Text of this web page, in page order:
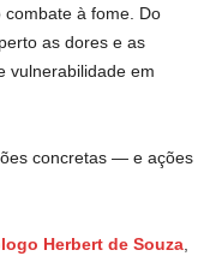
combate à fome. Do
as dores e as
vulnerabilidade em
concretas — e ações
Herbert de Souza,